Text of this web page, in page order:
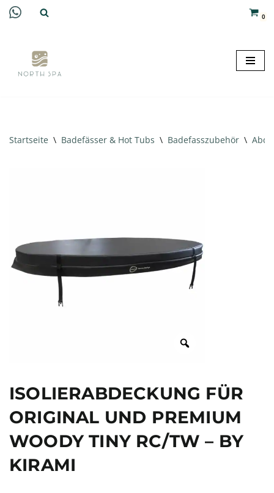
springen
0
Startseite \ Badefässer & Hot Tubs \ Badefasszubehör \
ISOLIERABDECKUNG FÜR
ORIGINAL UND PREMIUM
WOODY TINY RC/TW – BY
KIRAMI